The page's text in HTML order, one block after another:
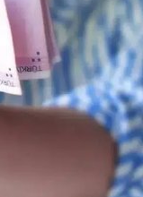
Çanakkale
Çankırı
Çorum